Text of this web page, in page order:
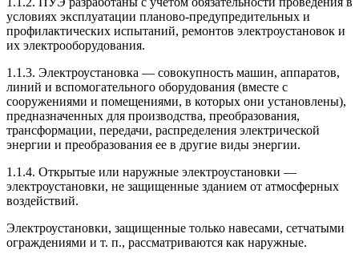
условиях эксплуатации планово-предупредительных и
профилактических испытаний, ремонтов электроустановок и
их электрооборудования.
1.1.3. Электроустановка — совокупность машин, аппаратов,
линий и вспомогательного оборудования (вместе с
сооружениями и помещениями, в которых они установлены),
предназначенных для производства, преобразования,
трансформации, передачи, распределения электрической
энергии и преобразования ее в другие виды энергии.
1.1.4. Открытые или наружные электроустановки —
электроустановки, не защищенные зданием от атмосферных
воздействий.
Электроустановки, защищенные только навесами, сетчатыми
ограждениями и т. п., рассматриваются как наружные.